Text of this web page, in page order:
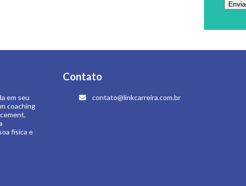
em seu
coaching
física e
Contato
contato@linkcarreira.com.br